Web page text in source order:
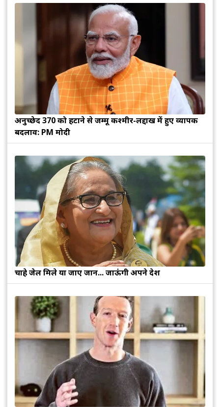
अनुच्छेद 370 को हटाने से जम्मू कश्मीर-लद्दाख में हुए व्यापक
बदलाव: PM मोदी
चाहे जेल मिले या जाए जान... जाऊंगी अपने देश